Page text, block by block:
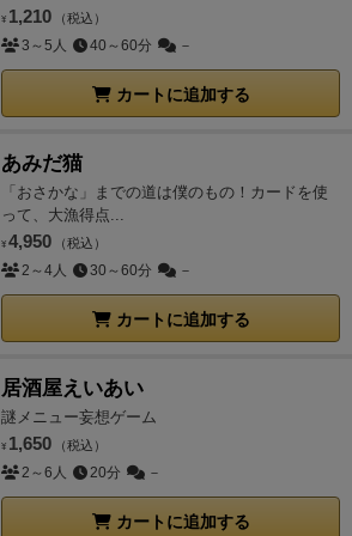
¥ 1,210 （税込）
3～5人 40～60分 －
カートに追加する
あみだ猫
「おさかな」までの道は僕のもの！カードを使
って、大漁得点...
¥ 4,950 （税込）
2～4人 30～60分 －
カートに追加する
居酒屋えいあい
謎メニュー妄想ゲーム
¥ 1,650 （税込）
2～6人 20分 －
カートに追加する